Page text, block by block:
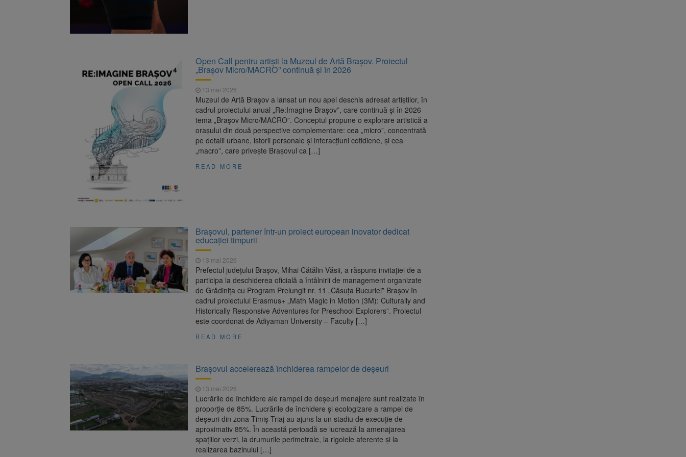
Open Call pentru artiști la Muzeul de Artă Brașov. Proiectul
„Brașov Micro/MACRO” continuă și în 2026
13 mai 2026
Muzeul de Artă Brașov a lansat un nou apel deschis adresat artiștilor, în
cadrul proiectului anual „Re:Imagine Brașov”, care continuă și în 2026
tema „Brașov Micro/MACRO”. Conceptul propune o explorare artistică a
orașului din două perspective complementare: cea „micro”, concentrată
pe detalii urbane, istorii personale și interacțiuni cotidiene, și cea
„macro”, care privește Brașovul ca […]
READ MORE
Brașovul, partener într-un proiect european inovator dedicat
educației timpurii
13 mai 2026
Prefectul județului Brașov, Mihai Cătălin Văsii, a răspuns invitației de a
participa la deschiderea oficială a întâlnirii de management organizate
de Grădinița cu Program Prelungit nr. 11 „Căsuța Bucuriei” Brașov în
cadrul proiectului Erasmus+ „Math Magic in Motion (3M): Culturally and
Historically Responsive Adventures for Preschool Explorers”. Proiectul
este coordonat de Adiyaman University – Faculty […]
READ MORE
Brașovul accelerează închiderea rampelor de deșeuri
13 mai 2026
Lucrările de închidere ale rampei de deșeuri menajere sunt realizate în
proporție de 85%. Lucrările de închidere și ecologizare a rampei de
deșeuri din zona Timiș-Triaj au ajuns la un stadiu de execuție de
aproximativ 85%. În această perioadă se lucrează la amenajarea
spațiilor verzi, la drumurile perimetrale, la rigolele aferente și la
realizarea bazinului […]